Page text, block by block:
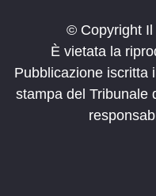
© Copyright Il
È vietata la
Pubblicazione iscritta
stampa del Tribunale